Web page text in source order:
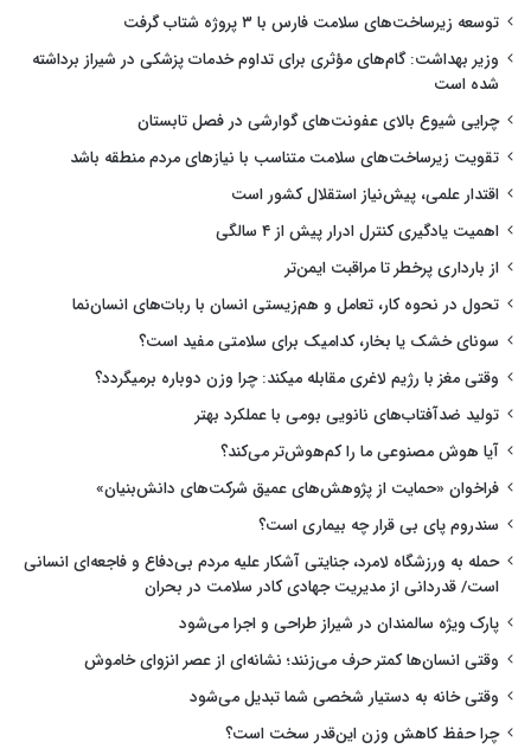
توسعه زیرساخت‌های سلامت فارس با ۳ پروژه شتاب گرفت
وزیر بهداشت: گام‌های مؤثری برای تداوم خدمات پزشکی در شیراز برداشته
شده است
چرایی شیوع بالای عفونت‌های گوارشی در فصل تابستان
تقویت زیرساخت‌های سلامت متناسب با نیازهای مردم منطقه باشد
اقتدار علمی، پیش‌نیاز استقلال کشور است
اهمیت یادگیری کنترل ادرار پیش از ۴ سالگی
از بارداری پرخطر تا مراقبت ایمن‌تر
تحول در نحوه کار، تعامل و هم‌زیستی انسان با ربات‌های انسان‌نما
سونای خشک یا بخار، کدامیک برای سلامتی مفید است؟
وقتی مغز با رژیم لاغری مقابله میکند: چرا وزن دوباره برمیگردد؟
تولید ضدآفتاب‌های نانویی بومی با عملکرد بهتر
آیا هوش مصنوعی ما را کم‌هوش‌تر می‌کند؟
فراخوان «حمایت از پژوهش‌های عمیق شرکت‌های دانش‌بنیان»
سندروم پای بی قرار چه بیماری است؟
حمله به ورزشگاه لامرد، جنایتی آشکار علیه مردم بی‌دفاع و فاجعه‌ای انسانی
است/ قدردانی از مدیریت جهادی کادر سلامت در بحران
پارک ویژه سالمندان در شیراز طراحی و اجرا می‌شود
وقتی انسان‌ها کمتر حرف می‌زنند؛ نشانه‌ای از عصر انزوای خاموش
وقتی خانه به دستیار شخصی شما تبدیل می‌شود
چرا حفظ کاهش وزن این‌قدر سخت است؟